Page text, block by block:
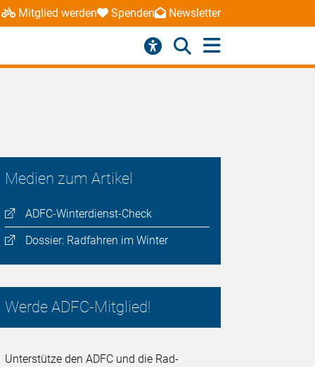
Mitglied werden Spenden Newsletter
Medien zum Artikel
ADFC-Winterdienst-Check
Dossier: Radfahren im Winter
Werde ADFC-Mitglied!
Unterstütze den ADFC und die Rad-